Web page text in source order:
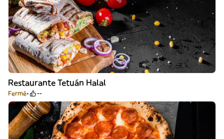
Restaurante Tetuán Halal
Fermé --